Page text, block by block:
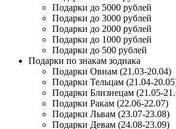
Подарки до 5000 рублей
Подарки до 3000 рублей
Подарки до 2000 рублей
Подарки до 1000 рублей
Подарки до 500 рублей
Подарки по знакам зодиака
Подарки Овнам (21.03-20.04)
Подарки Тельцам (21.04-
Подарки Близнецам (21.05-
Подарки Ракам (22.06-22.07)
Подарки Львам (23.07-23.08)
Подарки Девам (24.08-23.09)